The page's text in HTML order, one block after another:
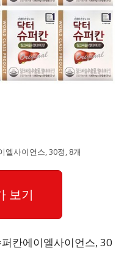
엘사이언스, 30정, 8개
보기
칸에이엘사이언스, 30